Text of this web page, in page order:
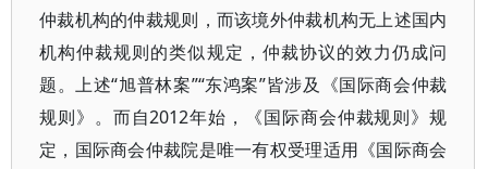
仲裁机构的仲裁规则，而该境外仲裁机构无上述国内
机构仲裁规则的类似规定，仲裁协议的效力仍成问
题。上述“旭普林案”“东鸿案”皆涉及《国际商会仲裁
规则》。而自2012年始，《国际商会仲裁规则》规
定，国际商会仲裁院是唯一有权受理适用《国际商会